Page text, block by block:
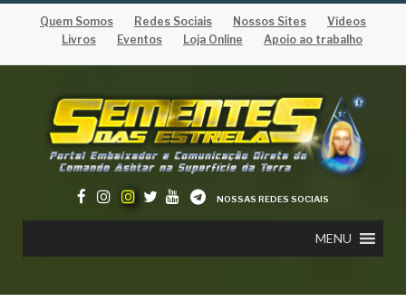
Quem Somos Redes Sociais Nossos Sites
Vídeos
Livros
Eventos Loja Online Apoio ao trabalho
NOSSAS REDES SOCIAIS
MENU